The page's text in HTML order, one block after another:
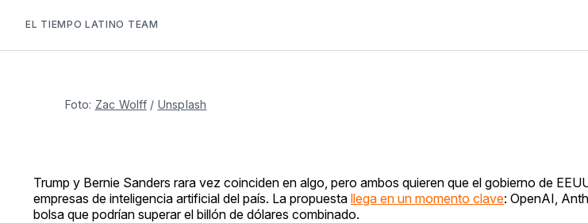
EL TIEMPO LATINO TEAM
Foto: Zac Wolff / Unsplash
Trump y Bernie Sanders rara vez coinciden en algo, pero ambos quieren que el gobierno de
empresas de inteligencia artificial del país. La propuesta llega en un momento clave: OpenAI,
bolsa que podrían superar el billón de dólares combinado.